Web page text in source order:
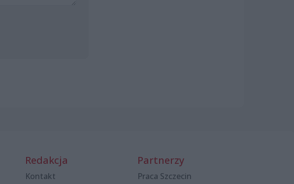
Redakcja
Kontakt
Partnerzy
Praca Szczecin